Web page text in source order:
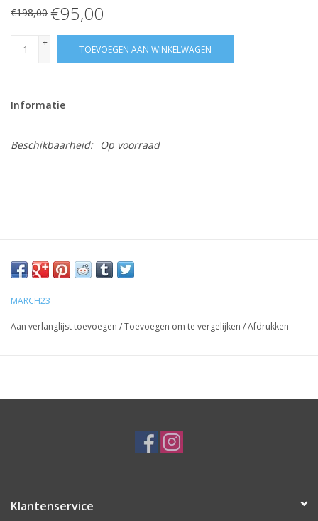
€198,00 €95,00
+
-
TOEVOEGEN AAN WINKELWAGEN
Informatie
Beschikbaarheid: Op voorraad
MARCH23
Aan verlanglijst toevoegen /Toevoegen om te vergelijken /Afdrukken
Klantenservice